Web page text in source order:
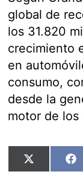
global de
los 31.820
crecimiento
en
consumo,
desde la
motor de los
Compartir
en
X